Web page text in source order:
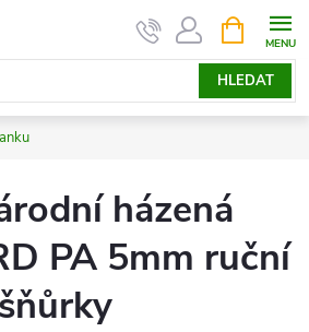
HLEDAT
NÁKUPNÍ
KOŠÍK
házená
PA 5mm ruční